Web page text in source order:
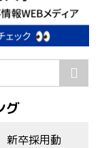
グ
卒採用動